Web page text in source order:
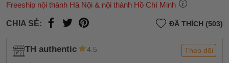
Freeship nội thành Hà Nội & nội thành Hồ Chí Minh
CHIA SẺ: ĐÃ THÍCH (503)
TH authentic 4.5 Theo dõi